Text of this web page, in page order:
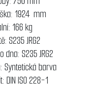
1924 mm
166 kg
S235 JRG2
S235 JRG2
Syntetická barva
DIN ISO 228-1